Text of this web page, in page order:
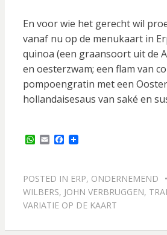
En voor wie het gerecht wil
vanaf nu op de menukaart in
quinoa (een graansoort uit de
en oesterzwam; een flam van
pompoengratin met een
hollandaisesaus van saké en
W
s
A
p
p
E
l
F
b
o
o
k
POSTED IN ERP, ONDERNEMEND
WILBERS, JOHN VERBRUGGEN,
VARIATIE OP DE KAART